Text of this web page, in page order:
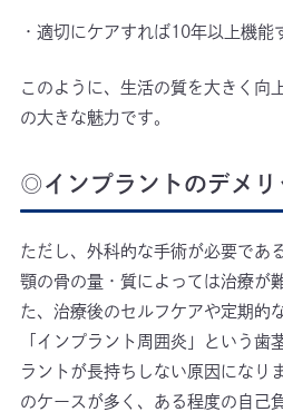
・適切にケアすれば10年以上機能
このように、生活の質を大きく向
の大きな魅力です。
◎インプラントのデメリ
ただし、外科的な手術が必要であ
顎の骨の量・質によっては治療が
た、治療後のセルフケアや定期的
「インプラント周囲炎」という歯
ラントが長持ちしない原因になり
のケースが多く、ある程度の自己